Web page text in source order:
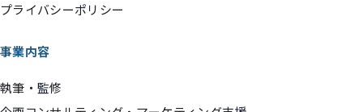
プライバシーポリシー
事業内容
執筆・監修